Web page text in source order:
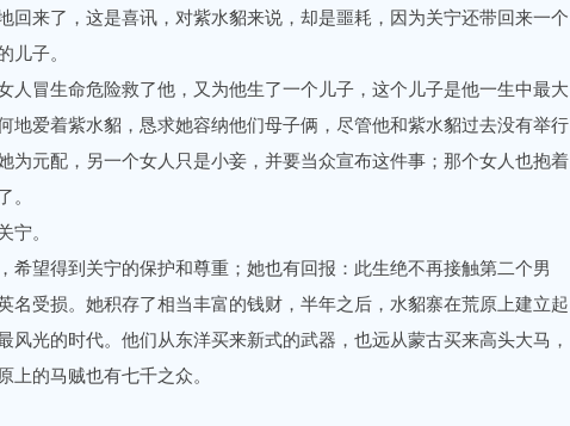
来了，这是喜讯，对紫水貂来说，却是噩耗，因为关宁还带回来一个
儿子。
冒生命危险救了他，又为他生了一个儿子，这个儿子是他一生中最大
地爱着紫水貂，恳求她容纳他们母子俩，尽管他和紫水貂过去没有举行
为元配，另一个女人只是小妾，并要当众宣布这件事；那个女人也抱着
。
。
望得到关宁的保护和尊重；她也有回报：此生绝不再接触第二个男
名受损。她积存了相当丰富的钱财，半年之后，水貂寨在荒原上建立起
风光的时代。他们从东洋买来新式的武器，也远从蒙古买来高头大马，
上的马贼也有七千之众。